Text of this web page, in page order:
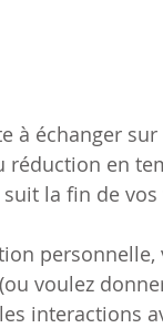
à échanger
réduction en
la fin de
voulez
interactions